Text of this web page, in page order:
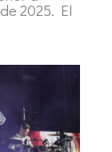
2025. El